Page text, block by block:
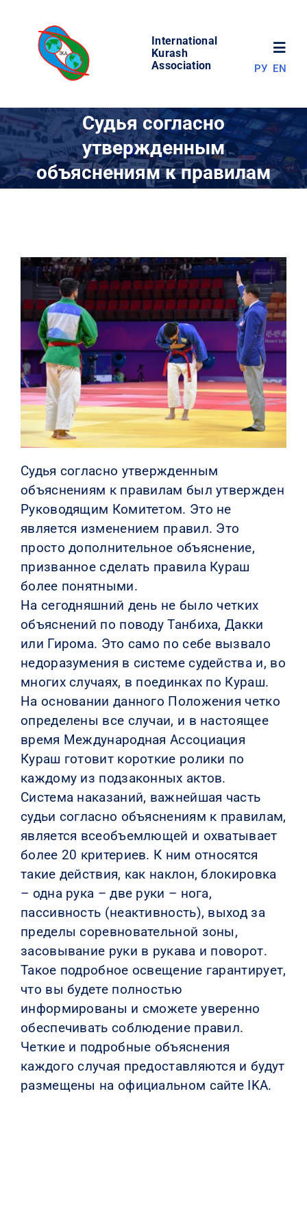
content
International
Kurash
Association
МИР КУРАША
РЕЗУЛЬТАТЫ
КОНТАКТЫ
РУ EN
Судья согласно
утвержденным
объяснениям к правилам
Судья согласно утвержденным
объяснениям к правилам был утвержден
Руководящим Комитетом. Это не
является изменением правил. Это
просто дополнительное объяснение,
призванное сделать правила Кураш
более понятными.
На сегодняшний день не было четких
объяснений по поводу Танбиха, Дакки
или Гирома. Это само по себе вызвало
недоразумения в системе судейства и, во
многих случаях, в поединках по Кураш.
На основании данного Положения четко
определены все случаи, и в настоящее
время Международная Ассоциация
Кураш готовит короткие ролики по
каждому из подзаконных актов.
Система наказаний, важнейшая часть
судьи согласно объяснениям к правилам,
является всеобъемлющей и охватывает
более 20 критериев. К ним относятся
такие действия, как наклон, блокировка
– одна рука – две руки – нога,
пассивность (неактивность), выход за
пределы соревновательной зоны,
засовывание руки в рукава и поворот.
Такое подробное освещение гарантирует,
что вы будете полностью
информированы и сможете уверенно
обеспечивать соблюдение правил.
Четкие и подробные объяснения
каждого случая предоставляются и будут
размещены на официальном сайте IKA.